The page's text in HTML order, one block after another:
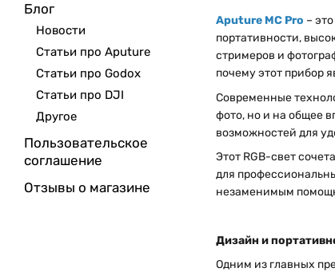
Aputure MC Pro –
портативности,
стримеров и
почему этот прибор
Современные
фото, но и на общее
возможностей для
Этот RGB-свет
для
незаменимым
Дизайн и
Одним из главных
Блог
Новости
Статьи про Aputure
Статьи про Godox
Статьи про DJI
Другое
Пользовательское
соглашение
Отзывы о магазине